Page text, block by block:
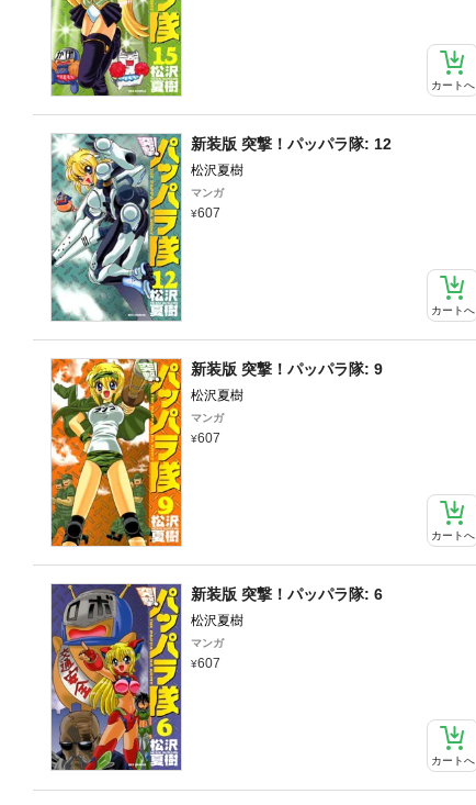
カートへ
新装版 突撃！パッパラ隊: 12
松沢夏樹
マンガ
607
カートへ
新装版 突撃！パッパラ隊: 9
松沢夏樹
マンガ
607
カートへ
新装版 突撃！パッパラ隊: 6
松沢夏樹
マンガ
607
カートへ